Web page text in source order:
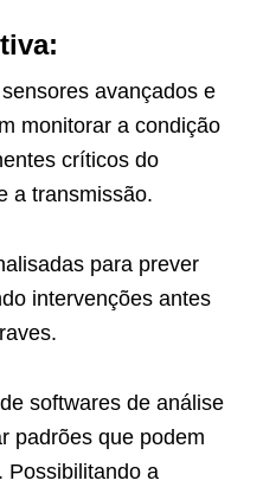
avançados e
monitorar a condição
críticos do
a transmissão.
para prever
intervenções antes
softwares de análise
padrões que podem
Possibilitando a